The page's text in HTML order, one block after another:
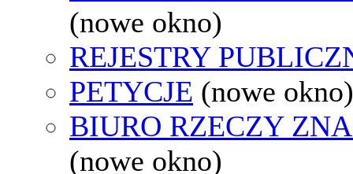
(nowe okno)
REJESTRY
PETYCJE (nowe okno)
BIURO RZECZY
(nowe okno)